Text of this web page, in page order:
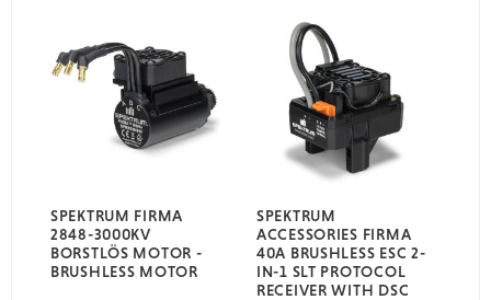
SPEKTRUM FIRMA
2848-3000KV
BORSTLÖS MOTOR -
BRUSHLESS MOTOR
SPEKTRUM
ACCESSORIES FIRMA
40A BRUSHLESS ESC 2-
IN-1 SLT PROTOCOL
RECEIVER WITH DSC